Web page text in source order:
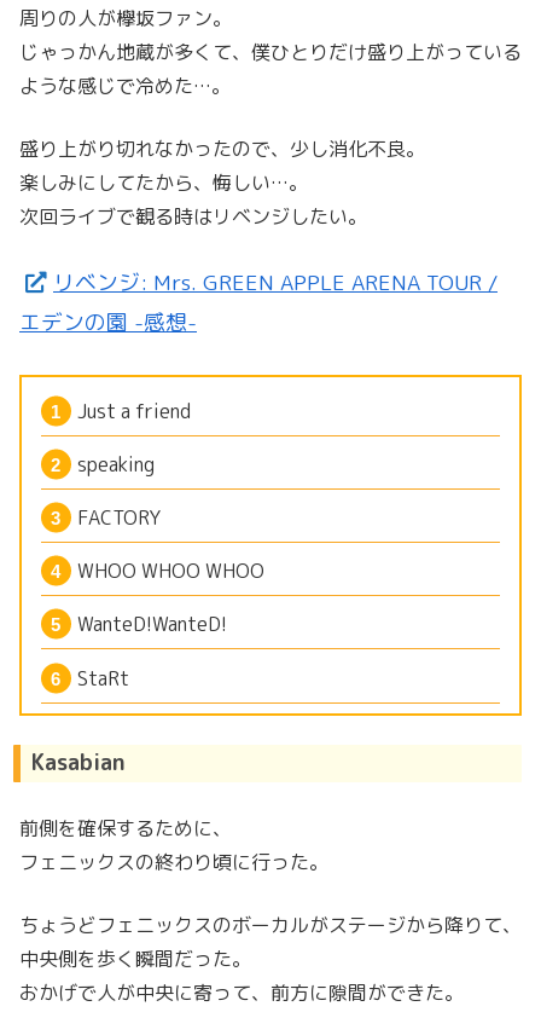
周りの人が欅坂ファン。
じゃっかん地蔵が多くて、僕ひとりだけ盛り上がっている
ような感じで冷めた…。
盛り上がり切れなかったので、少し消化不良。
楽しみにしてたから、悔しい…。
次回ライブで観る時はリベンジしたい。
リベンジ: Mrs. GREEN APPLE ARENA TOUR /
エデンの園 -感想-
Just a friend
speaking
FACTORY
WHOO WHOO WHOO
WanteD!WanteD!
StaRt
Kasabian
前側を確保するために、
フェニックスの終わり頃に行った。
ちょうどフェニックスのボーカルがステージから降りて、
中央側を歩く瞬間だった。
おかげで人が中央に寄って、前方に隙間ができた。